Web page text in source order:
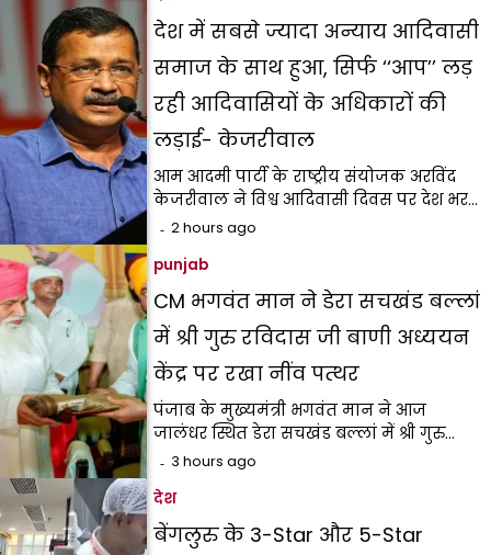
देश में सबसे ज्यादा अन्याय आदिवासी
समाज के साथ हुआ, सिर्फ ‘‘आप’’ लड़
रही आदिवासियों के अधिकारों की
लड़ाई- केजरीवाल
आम आदमी पार्टी के राष्ट्रीय संयोजक अरविंद
केजरीवाल ने विश्व आदिवासी दिवस पर देश भर…
2 hours ago
punjab
CM भगवंत मान ने डेरा सचखंड बल्लां
में श्री गुरु रविदास जी बाणी अध्ययन
केंद्र पर रखा नींव पत्थर
पंजाब के मुख्यमंत्री भगवंत मान ने आज
जालंधर स्थित डेरा सचखंड बल्लां में श्री गुरु…
3 hours ago
देश
बेंगलुरु के 3-Star और 5-Star